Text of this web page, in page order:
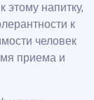
этому напитку,
к
человек
приема и